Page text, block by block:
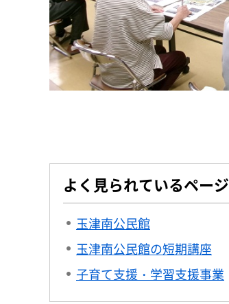
よく見られているページ
玉津南公民館
玉津南公民館の短期講座
子育て支援・学習支援事業